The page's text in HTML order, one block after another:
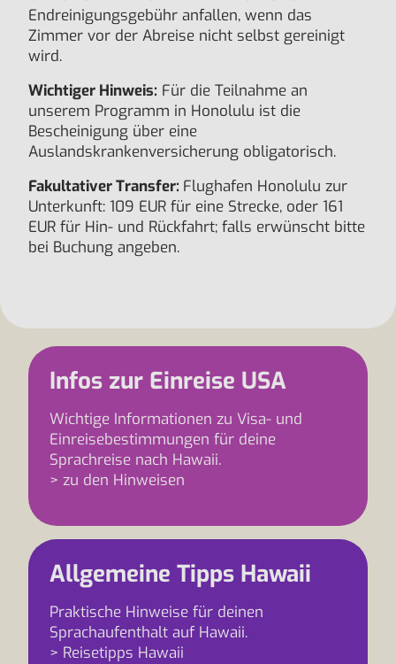
Endreinigungsgebühr anfallen, wenn das
Zimmer vor der Abreise nicht selbst gereinigt
wird.
Wichtiger Hinweis: Für die Teilnahme an
unserem Programm in Honolulu ist die
Bescheinigung über eine
Auslandskrankenversicherung obligatorisch.
Fakultativer Transfer: Flughafen Honolulu zur
Unterkunft: 109 EUR für eine Strecke, oder 161
EUR für Hin- und Rückfahrt; falls erwünscht bitte
bei Buchung angeben.
Infos zur Einreise USA
Wichtige Informationen zu Visa- und
Einreisebestimmungen für deine
Sprachreise nach Hawaii.
> zu den Hinweisen
Allgemeine Tipps Hawaii
Praktische Hinweise für deinen
Sprachaufenthalt auf Hawaii.
> Reisetipps Hawaii